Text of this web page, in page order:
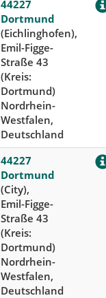
44227
Dortmund
(Eichlinghofen),
Emil-Figge-
Straße 43
(Kreis:
Dortmund)
Nordrhein-
Westfalen,
Deutschland
44227
Dortmund
(City),
Emil-Figge-
Straße 43
(Kreis:
Dortmund)
Nordrhein-
Westfalen,
Deutschland